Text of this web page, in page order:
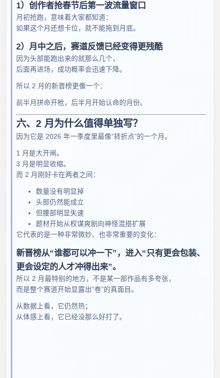
1）创作者抢春节后第一波流量窗口
月初抢跑，意味着大家都知道：
如果这个月还想卡位，就不能拖到月底。
2）月中之后，赛道反馈已经变得更残酷
因为头部能跑出来的就那么几个，
后面再进场，成功概率会迅速下降。
所以 2 月的新晋榜更像一个：
前半月拼命开枪，后半月开始认命的月份。
六、2 月为什么值得单独写？
因为它是 2026 年一季度里最像“转折点”的一个月。
1 月是大开闸。
3 月是明显收缩。
而 2 月刚好卡在两者之间：
数量没有明显掉
头部仍然能成立
但腰部明显失速
题材开始从权谋爽剧向神怪混搭扩展
它代表的是一种非常微妙、也非常重要的变化：
新晋榜从“谁都可以冲一下”，进入“只有更会包装、
更会设定的人才冲得出来”。
所以 2 月最特别的地方，不是某一部作品有多夸张，
而是整个赛道开始显露出“卷”的真面目。
从数据上看，它仍然热；
从体感上看，它已经没那么好打了。